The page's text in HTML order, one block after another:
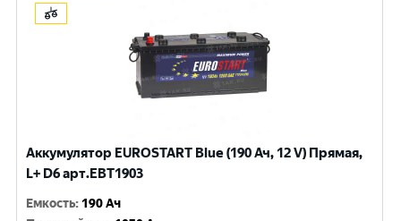
Аккумулятор EUROSTART Blue (190 Ач, 12 V) Прямая,
L+ D6 арт.EBT1903
Емкость: 190 Ач